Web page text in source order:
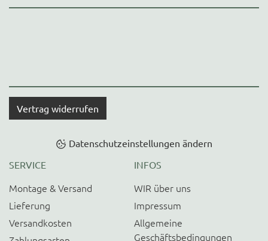
Vertrag widerrufen
Datenschutzeinstellungen ändern
SERVICE
Montage & Versand
Lieferung
Versandkosten
INFOS
WIR über uns
Impressum
Allgemeine
Geschäftsbedingungen